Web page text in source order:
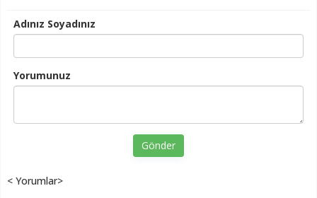
Adınız Soyadınız
Yorumunuz
Gönder
< Yorumlar>